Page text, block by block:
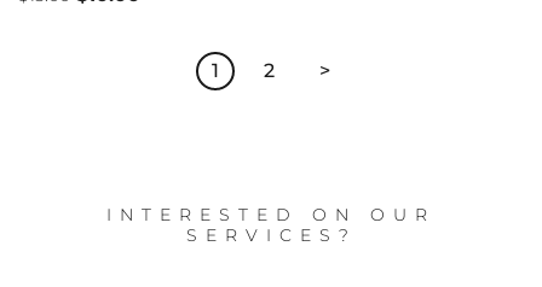
1 2 >
INTERESTED ON OUR
SERVICES?